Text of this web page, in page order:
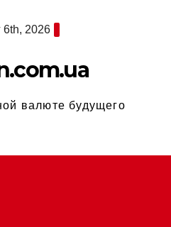
6th, 2026
валюте будущего